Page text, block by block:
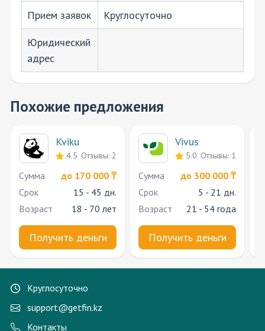
Прием заявок
Круглосуточно
Юридический
адрес
Похожие предложения
Kviku
4.5 Отзывы: 2
Cумма
до 170 000 ₸
Срок
15 - 45 дн.
Возраст
18 - 70 лет
Получить деньги
Vivus
5.0 Отзывы: 1
Cумма
до 300 000 ₸
Срок
5 - 21 дн.
Возраст
21 - 54 года
Получить деньги
Круглосуточно
support@getfin.kz
Контакты